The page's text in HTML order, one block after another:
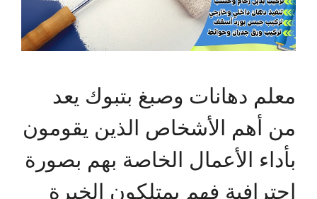
معلم دهانات وصبغ بتبوك يعد
من أهم الأشخاص الذين يقومون
بأداء الأعمال الخاصة بهم بصورة
احترافية فهم يمتلكون الخبرة